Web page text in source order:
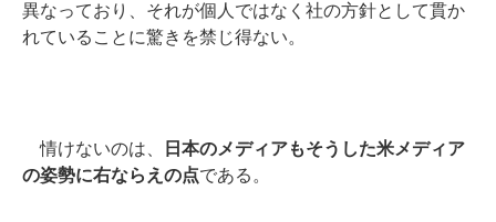
異なっており、それが個人ではなく社の方針として貫か
れていることに驚きを禁じ得ない。
情けないのは、
日本のメディアもそうした米メディア
の姿勢に右ならえの点である。